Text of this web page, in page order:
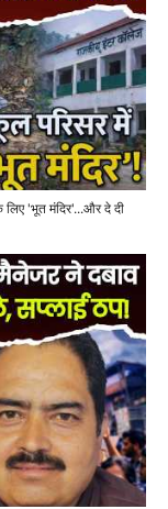
'भूत मंदिर'...और दे दी